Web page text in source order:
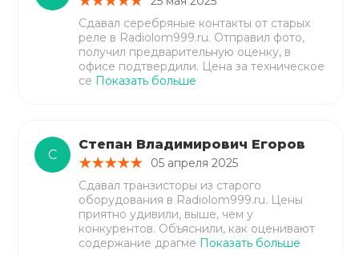
Сдавал серебряные контакты от старых
реле в Radiolom999.ru. Отправил фото,
получил предварительную оценку, в
офисе подтвердили. Цена за техническое
се Показать больше
С
Степан Владимирович Егоров
05 апреля 2025
Сдавал транзисторы из старого
оборудования в Radiolom999.ru. Цены
приятно удивили, выше, чем у
конкурентов. Объяснили, как оценивают
содержание драгме Показать больше